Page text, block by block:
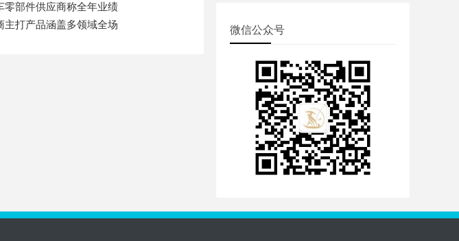
零部件供应商称全年业绩
主打产品涵盖多领域全场 微信公众号